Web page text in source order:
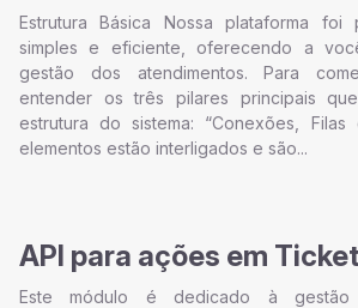
Estrutura Básica Nossa plataforma
simples e eficiente, oferecendo a
gestão dos atendimentos. Para
entender os três pilares principais
estrutura do sistema: “Conexões,
elementos estão interligados e são...
API para ações em
Este módulo é dedicado à